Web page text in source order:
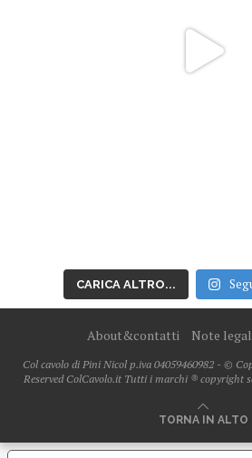
CARICA ALTRO...
About&contatti Note
Col cavolo di Pini Nicol p.iva 04059460982 - ©
Reserved ColCavolo.it Tutti i marchi ® copyright
TORNA IN ALTO